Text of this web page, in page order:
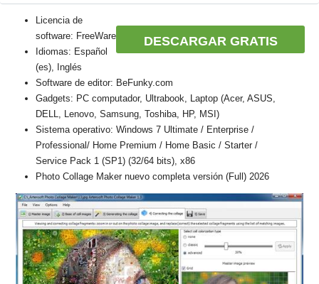
DESCARGAR GRATIS
Licencia de
software: FreeWare
Idiomas: Español
(es), Inglés
Software de editor: BeFunky.com
Gadgets: PC computador, Ultrabook, Laptop (Acer, ASUS,
DELL, Lenovo, Samsung, Toshiba, HP, MSI)
Sistema operativo: Windows 7 Ultimate / Enterprise /
Professional/ Home Premium / Home Basic / Starter /
Service Pack 1 (SP1) (32/64 bits), x86
Photo Collage Maker nuevo completa versión (Full) 2026